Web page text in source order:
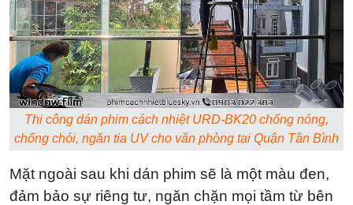
Thi công dán phim cách nhiệt URD-BK20 chống nóng,
chống chói, ngăn tia UV cho văn phòng tại Quận Tân Bình
Mặt ngoài sau khi dán phim sẽ là một màu đen,
đảm bảo sự riêng tư, ngăn chặn mọi tầm từ bên